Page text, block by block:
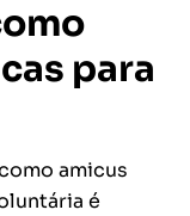
para
amicus
é